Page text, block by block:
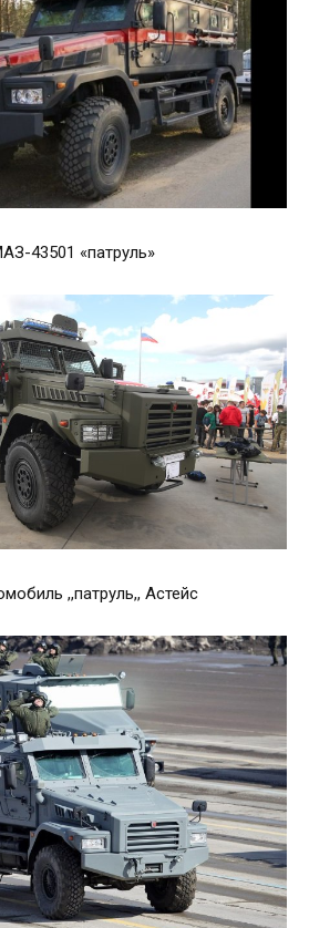
43501 «патруль»
,,патруль,, Астейс